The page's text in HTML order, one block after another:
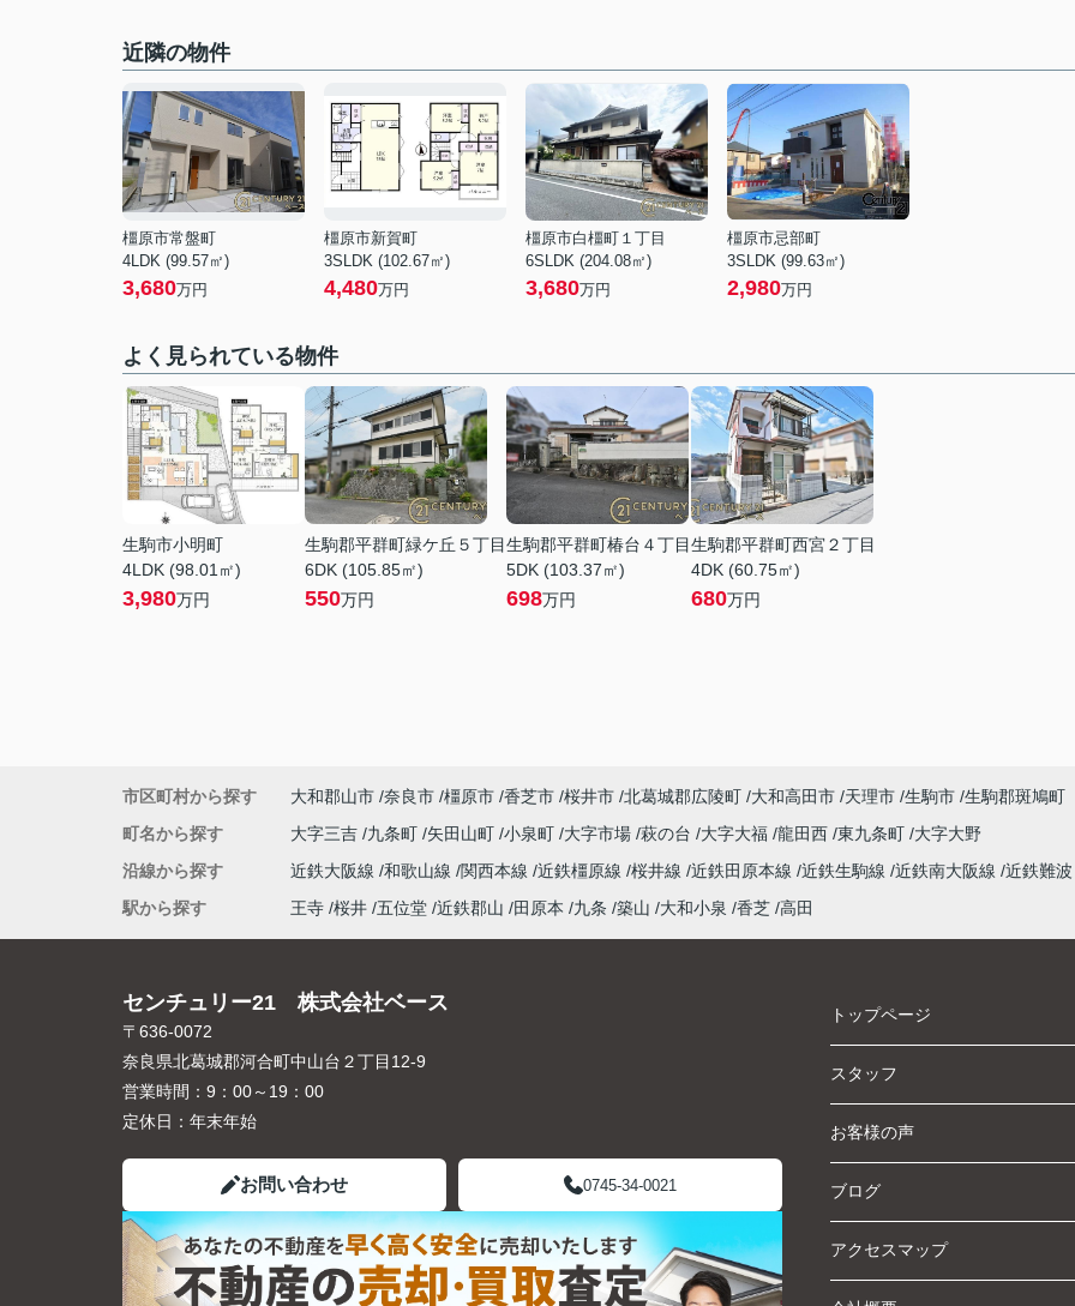
近隣の物件
橿原市常盤町
4LDK (99.57㎡)
3,680万円
橿原市新賀町
3SLDK (102.67㎡)
4,480万円
橿原市白橿町１丁目
6SLDK (204.08㎡)
3,680万円
橿原市忌部町
3SLDK (99.63㎡)
2,980万円
よく見られている物件
生駒市小明町
4LDK (98.01㎡)
3,980万円
生駒郡平群町緑ケ丘５丁目
6DK (105.85㎡)
550万円
生駒郡平群町椿台４丁目
5DK (103.37㎡)
698万円
生駒郡平群町西宮２丁目
4DK (60.75㎡)
680万円
市区町村から探す 大和郡山市 奈良市 橿原市 香芝市 桜井市 北葛城郡広陵町 大和高田市 天理市 生駒市 生駒郡斑鳩町
町名から探す
大字三吉 九条町 矢田山町 小泉町 大字市場 萩の台 大字大福 龍田西 東九条町 大字大野
沿線から探す
近鉄大阪線 和歌山線 関西本線 近鉄橿原線 桜井線 近鉄田原本線 近鉄生駒線 近鉄南大阪線 近鉄難
駅から探す
王寺 桜井 五位堂 近鉄郡山 田原本 九条 築山 大和小泉 香芝 高田
センチュリー21 株式会社ベース
〒636-0072
奈良県北葛城郡河合町中山台２丁目12-9
営業時間： 9：00～19：00
定休日： 年末年始
お問い合わせ 0745-34-0021
トップページ
スタッフ
お客様の声
ブログ
アクセスマップ